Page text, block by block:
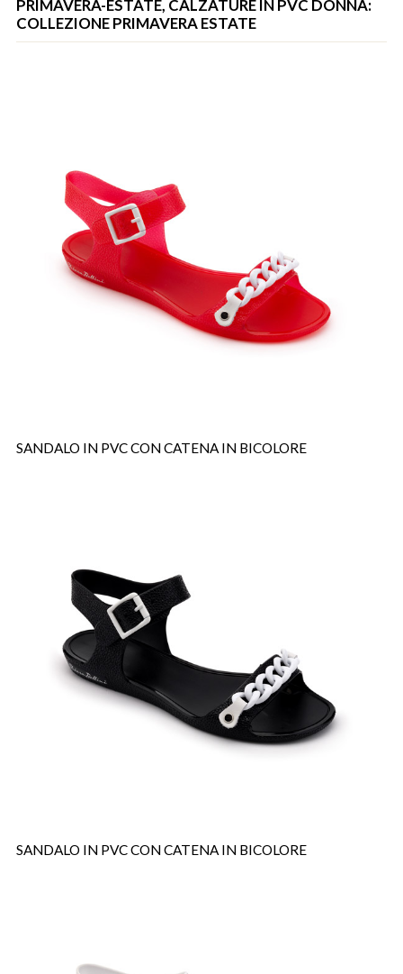
PRIMAVERA-ESTATE, CALZATURE IN PVC DONNA:
COLLEZIONE PRIMAVERA ESTATE
SANDALO IN PVC CON CATENA IN BICOLORE
SANDALO IN PVC CON CATENA IN BICOLORE